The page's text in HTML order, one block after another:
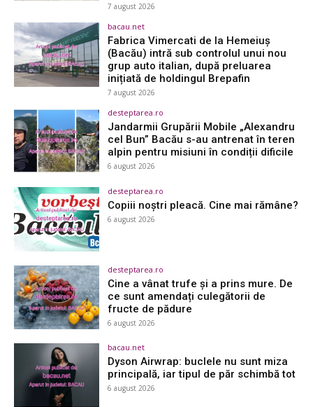
7 august 2026
bacau.net
Fabrica Vimercati de la Hemeiuș
(Bacău) intră sub controlul unui nou
grup auto italian, după preluarea
inițiată de holdingul Brepafin
7 august 2026
desteptarea.ro
Jandarmii Grupării Mobile „Alexandru
cel Bun” Bacău s-au antrenat în teren
alpin pentru misiuni în condiții dificile
6 august 2026
desteptarea.ro
Copiii noștri pleacă. Cine mai rămâne?
6 august 2026
desteptarea.ro
Cine a vânat trufe și a prins mure. De
ce sunt amendați culegătorii de
fructe de pădure
6 august 2026
bacau.net
Dyson Airwrap: buclele nu sunt miza
principală, iar tipul de păr schimbă tot
6 august 2026